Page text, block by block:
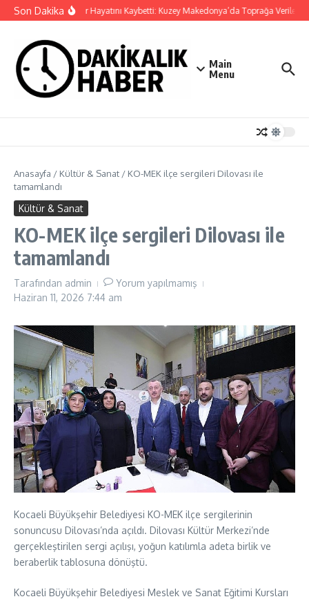
İçeriğe atla
Son DakikaCansever Hayatını Kaybetti: Kuzey Makedonya’da Toprağa Verilecek
Main
Menu
Anasayfa / Kültür & Sanat / KO-MEK ilçe sergileri Dilovası ile
tamamlandı
Kültür & Sanat
KO-MEK ilçe sergileri Dilovası ile
tamamlandı
Tarafından admin
Yorum yapılmamış
Haziran 11, 2026 7:44 am
Kocaeli Büyükşehir Belediyesi KO-MEK ilçe sergilerinin
sonuncusu Dilovası’nda açıldı. Dilovası Kültür Merkezi’nde
gerçekleştirilen sergi açılışı, yoğun katılımla adeta birlik ve
beraberlik tablosuna dönüştü.
Kocaeli Büyükşehir Belediyesi Meslek ve Sanat Eğitimi Kursları